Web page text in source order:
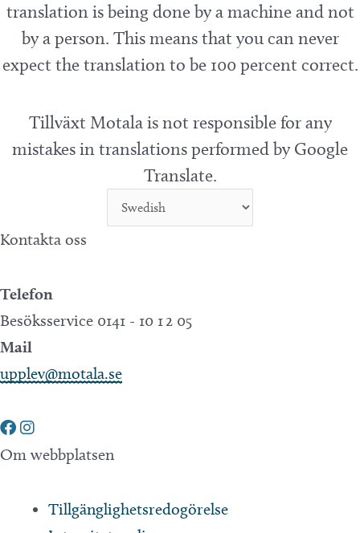
translation is being done by a machine and not
by a person. This means that you can never
expect the translation to be 100 percent correct.
Tillväxt Motala is not responsible for any
mistakes in translations performed by Google
Translate.
Kontakta oss
Telefon
Besöksservice 0141 - 10 1 2 05
Mail
upplev@motala.se
Om webbplatsen
Tillgänglighetsredogörelse